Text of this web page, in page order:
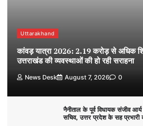
Uttarakhand
कांवड़ यात्रा 2026: 2.19 करोड़ से अधिक
उत्तराखंड की व्यवस्थाओं की हो रही सराहना
News Desk August 7, 2026 0
नैनीताल के पूर्व विधायक संजीव
सचिव, उत्तर प्रदेश के सह प्रभारी